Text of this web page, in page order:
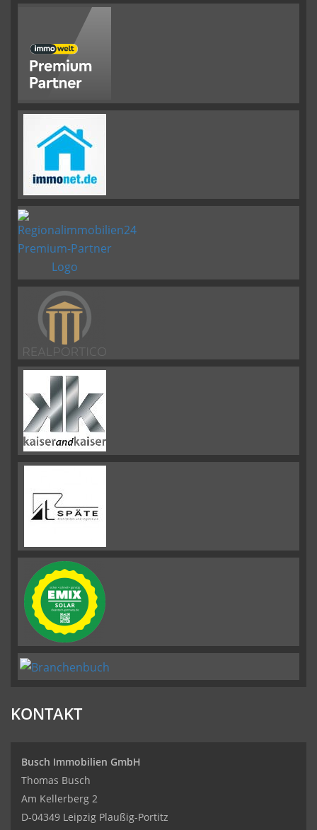
KONTAKT
Busch Immobilien GmbH
Thomas Busch
Am Kellerberg 2
D-04349 Leipzig Plaußig-Portitz